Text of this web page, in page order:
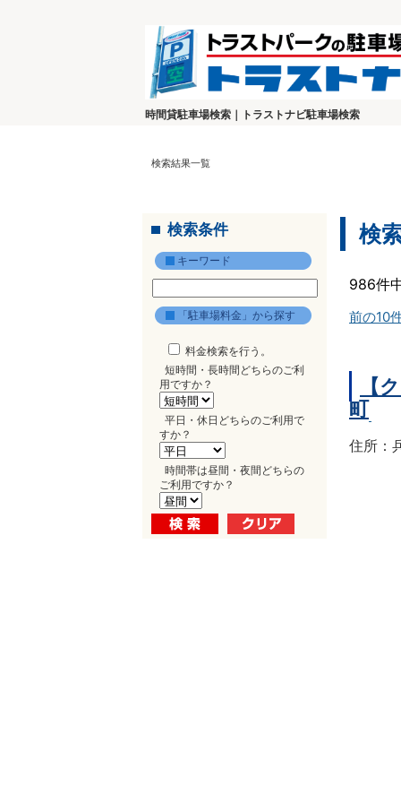
時間貸駐車場検索｜トラストナビ駐車場検索
検索結果一覧
検索条件
キーワード
「駐車場料金」から探す
料金検索を行う。
短時間・長時間どちらのご利
用ですか？
平日・休日どちらのご利用で
すか？
時間帯は昼間・夜間どちらの
ご利用ですか？
検
986件
前の10
【
町
住所：